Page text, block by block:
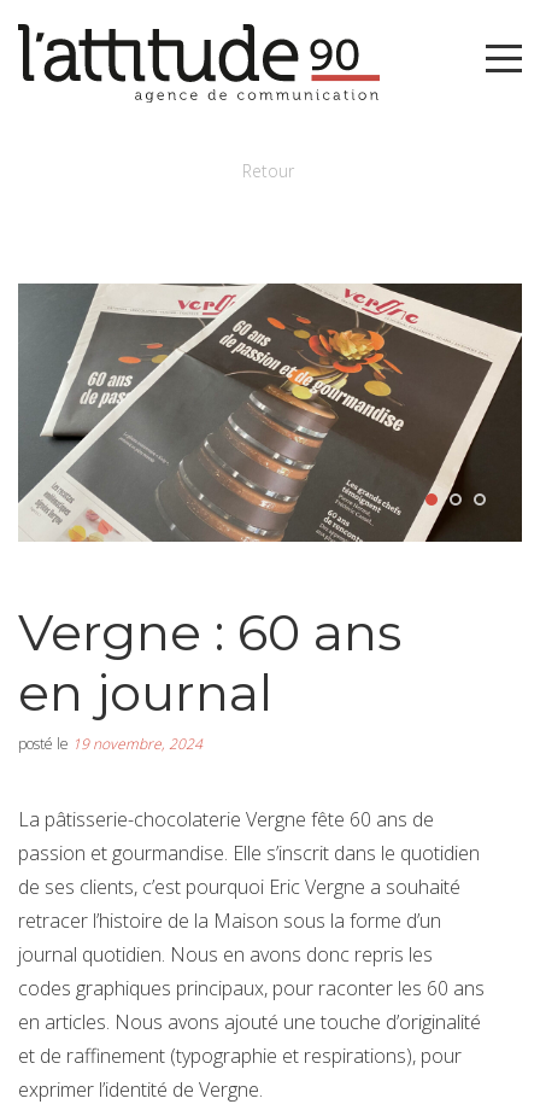
Retour
Vergne : 60 ans
en journal
posté le 19 novembre, 2024
La pâtisserie-chocolaterie Vergne fête 60 ans de
passion et gourmandise. Elle s’inscrit dans le quotidien
de ses clients, c’est pourquoi Eric Vergne a souhaité
retracer l’histoire de la Maison sous la forme d’un
journal quotidien. Nous en avons donc repris les
codes graphiques principaux, pour raconter les 60 ans
en articles. Nous avons ajouté une touche d’originalité
et de raffinement (typographie et respirations), pour
exprimer l’identité de Vergne.